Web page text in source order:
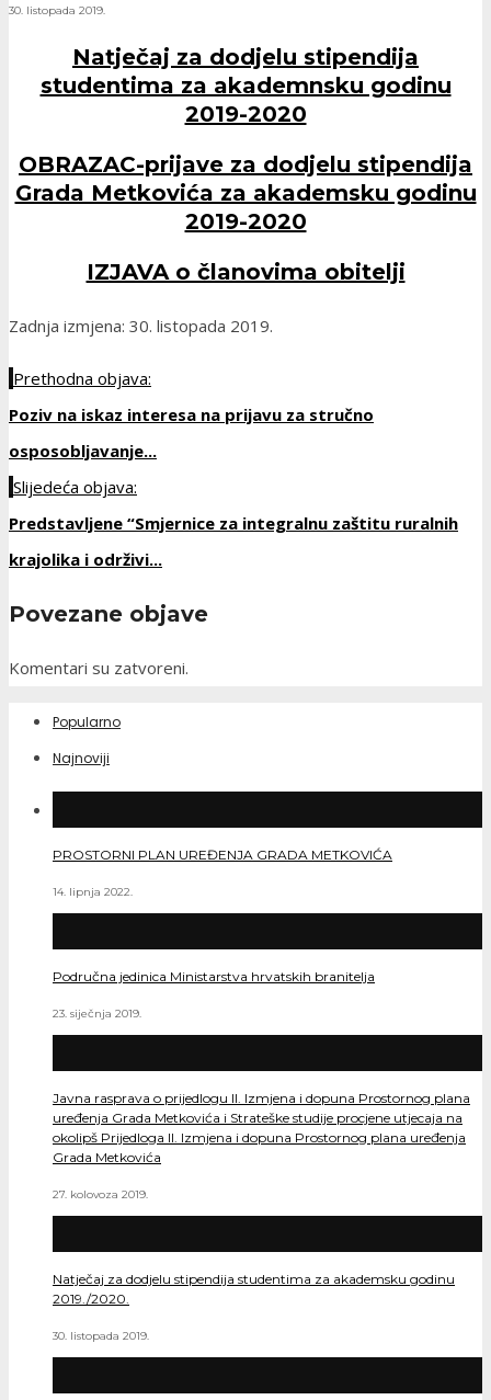
30. listopada 2019.
Natječaj za dodjelu stipendija
studentima za akademnsku godinu
2019-2020
OBRAZAC-prijave za dodjelu stipendija
Grada Metkovića za akademsku godinu
2019-2020
IZJAVA o članovima obitelji
Zadnja izmjena: 30. listopada 2019.
Prethodna objava:
Poziv na iskaz interesa na prijavu za stručno
osposobljavanje...
Slijedeća objava:
Predstavljene “Smjernice za integralnu zaštitu ruralnih
krajolika i održivi...
Povezane objave
Komentari su zatvoreni.
Popularno
Najnoviji
PROSTORNI PLAN UREĐENJA GRADA METKOVIĆA
14. lipnja 2022.
Područna jedinica Ministarstva hrvatskih branitelja
23. siječnja 2019.
Javna rasprava o prijedlogu II. Izmjena i dopuna Prostornog plana
uređenja Grada Metkovića i Strateške studije procjene utjecaja na
okolipš Prijedloga II. Izmjena i dopuna Prostornog plana uređenja
Grada Metkovića
27. kolovoza 2019.
Natječaj za dodjelu stipendija studentima za akademsku godinu
2019./2020.
30. listopada 2019.